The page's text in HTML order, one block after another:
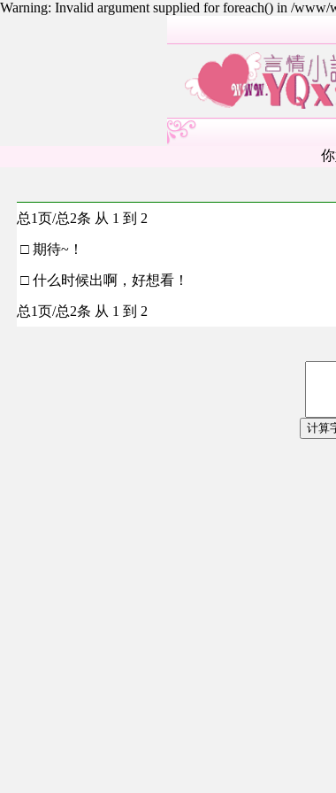
Warning: Invalid argument supplied for foreach() in /
总1页/总2条 从 1 到 2
□ 期待~！
□ 什么时候出啊，好想看！
总1页/总2条 从 1 到 2